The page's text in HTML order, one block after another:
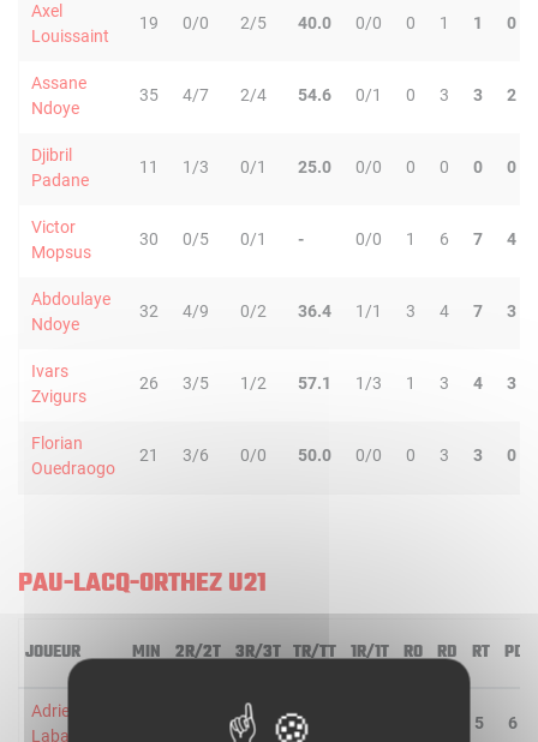
Axel
Louissaint
19 0/0 2/5 40.0 0/0 0 1 1 0
Assane
Ndoye
35 4/7 2/4 54.6 0/1 0 3 3 2
Djibril
Padane
11 1/3 0/1 25.0 0/0 0 0 0 0
Victor
Mopsus
30 0/5 0/1 - 0/0 1 6 7 4
Abdoulaye
Ndoye
32 4/9 0/2 36.4 1/1 3 4 7 3
Ivars
Zvigurs
26 3/5 1/2 57.1 1/3 1 3 4 3
Florian
Ouedraogo
21 3/6 0/0 50.0 0/0 0 3 3 0
PAU-LACQ-ORTHEZ U21
JOUEUR MIN 2R/2T 3R/3T TR/TT 1R/1T RO RD RT PD
Adrien
Labanere
0/2 22.2 5 6